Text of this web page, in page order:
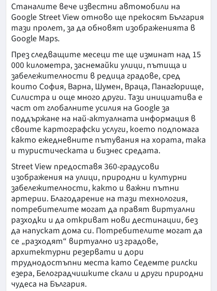
Станалите вече известни автомобили на
Google Street View отново ще прекосят България
тази пролет, за да обновят изображенията в
Google Maps.
През следващите месеци те ще изминат над 15
000 километра, заснемайки улици, пътища и
забележителности в редица градове, сред
които София, Варна, Шумен, Враца, Панагюрище,
Силистра и още много други. Тази инициатива е
част от глобалните усилия на Google за
поддържане на най-актуалната информация в
своите картографски услуги, което подпомага
както ежедневните пътувания на хората, така
и туристическата и бизнес средата.
Street View предоставя 360-градусови
изображения на улици, природни и културни
забележителности, както и важни пътни
артерии. Благодарение на тази технология,
потребителите могат да правят виртуални
разходки и да откриват нови дестинации, без
да напускат дома си. Потребителите могат да
се „разходят“ виртуално из градове,
архитектурни резервати и дори
труднодостъпни места като Седемте рилски
езера, Белоградчишките скали и други природни
чудеса на България.